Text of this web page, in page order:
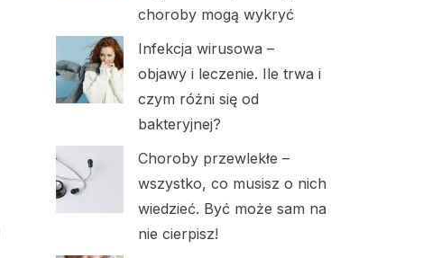
choroby mogą wykryć
Infekcja wirusowa –
objawy i leczenie. Ile trwa i
czym różni się od
bakteryjnej?
Choroby przewlekłe –
wszystko, co musisz o nich
wiedzieć. Być może sam na
nie cierpisz!